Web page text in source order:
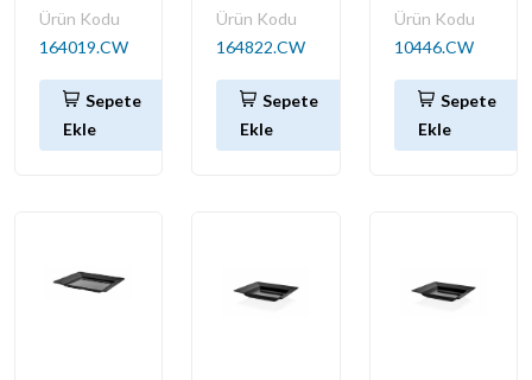
Ürün Kodu
164019.CW
Sepete
Ekle
Ürün Kodu
164822.CW
Sepete
Ekle
Ürün Kodu
10446.CW
Sepete
Ekle